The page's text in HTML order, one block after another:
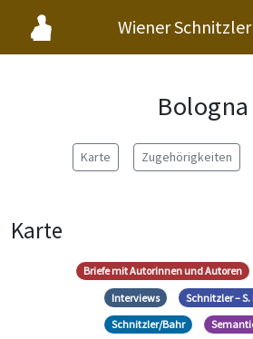
Wiener Schnitzler
Bologna
Karte Zugehörigkeiten
Karte
Briefe mit Autorinnen und Autoren
Interviews
Schnitzler – S.
Schnitzler/Bahr